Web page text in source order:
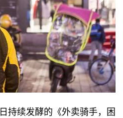
持续发酵的《外卖骑手，困